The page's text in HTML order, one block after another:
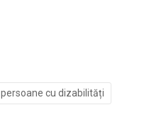
persoane cu dizabilități